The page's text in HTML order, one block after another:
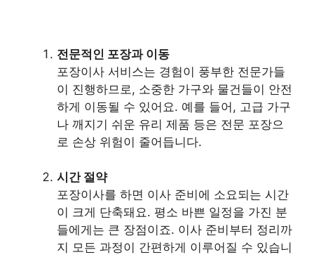
전문적인 포장과 이동
포장이사 서비스는 경험이 풍부한 전문가들
이 진행하므로, 소중한 가구와 물건들이 안전
하게 이동될 수 있어요. 예를 들어, 고급 가구
나 깨지기 쉬운 유리 제품 등은 전문 포장으
로 손상 위험이 줄어듭니다.
시간 절약
포장이사를 하면 이사 준비에 소요되는 시간
이 크게 단축돼요. 평소 바쁜 일정을 가진 분
들에게는 큰 장점이죠. 이사 준비부터 정리까
지 모든 과정이 간편하게 이루어질 수 있습니